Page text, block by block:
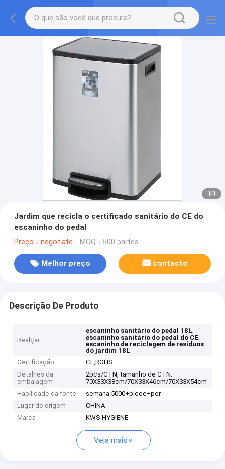
1/1
Jardim que recicla o certificado sanitário do CE do
escaninho do pedal
Preço：negotiate MOQ：500 partes
Melhor preço contacto
Descrição De Produto
Realçar
escaninho sanitário do pedal 18L,
escaninho sanitário do pedal do CE,
escaninho de reciclagem de resíduos
do jardim 18L
Certificação
CE,ROHS
Detalhes da
embalagem
2pcs/CTN, tamanho de CTN:
70X33X38cm/70X33X46cm/70X33X54cm
Habilidade da fonte
semana 5000+piece+per
Lugar de origem
CHINA
Marca
KWS HYGIENE
Veja mais